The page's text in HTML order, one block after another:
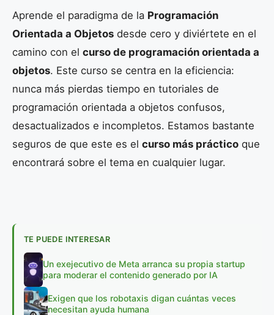
Aprende el paradigma de la Programación
Orientada a Objetos desde cero y diviértete en el
camino con el curso de programación orientada a
objetos. Este curso se centra en la eficiencia:
nunca más pierdas tiempo en tutoriales de
programación orientada a objetos confusos,
desactualizados e incompletos. Estamos bastante
seguros de que este es el curso más práctico que
encontrará sobre el tema en cualquier lugar.
TE PUEDE INTERESAR
Un exejecutivo de Meta arranca su propia startup
para moderar el contenido generado por IA
Exigen que los robotaxis digan cuántas veces
necesitan ayuda humana